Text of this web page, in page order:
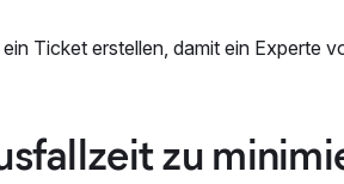
Ticket erstellen, damit ein Experte
zu